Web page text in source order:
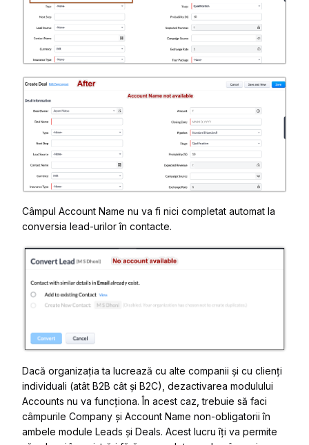
Câmpul Account Name nu va fi nici completat automat la
conversia lead-urilor în contacte.
Dacă organizația ta lucrează cu alte companii și cu clienți
individuali (atât B2B cât și B2C), dezactivarea modulului
Accounts nu va funcționa.În acest caz, trebuie să faci
câmpurile Company și Account Name non-obligatorii în
ambele module Leads și Deals. Acest lucru îți va permite